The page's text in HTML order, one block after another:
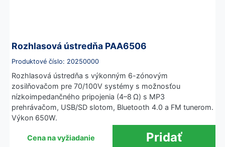
Rozhlasová ústredňa PAA6506
Produktové číslo: 20250000
Rozhlasová ústredňa s výkonným 6-zónovým
zosilňovačom pre 70/100V systémy s možnosťou
nízkoimpedančného pripojenia (4–8 Ω) s MP3
prehrávačom, USB/SD slotom, Bluetooth 4.0 a FM tunerom.
Výkon 650W.
Cena na vyžiadanie